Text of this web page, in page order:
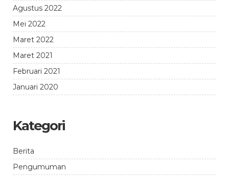
Agustus 2022
Mei 2022
Maret 2022
Maret 2021
Februari 2021
Januari 2020
Kategori
Berita
Pengumuman